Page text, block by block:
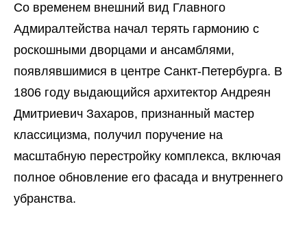
Со временем внешний вид Главного
Адмиралтейства начал терять гармонию с
роскошными дворцами и ансамблями,
появлявшимися в центре Санкт-Петербурга. В
1806 году выдающийся архитектор Андреян
Дмитриевич Захаров, признанный мастер
классицизма, получил поручение на
масштабную перестройку комплекса, включая
полное обновление его фасада и внутреннего
убранства.